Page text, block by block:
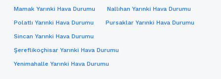
Mamak Yarınki Hava Durumu
Nallıhan Yarınki Hava Durumu
Polatlı Yarınki Hava Durumu
Pursaklar Yarınki Hava Durumu
Sincan Yarınki Hava Durumu
Şereflikoçhisar Yarınki Hava Durumu
Yenimahalle Yarınki Hava Durumu